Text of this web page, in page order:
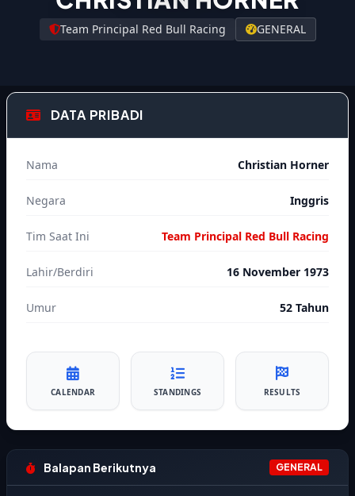
Team Principal Red Bull Racing GENERAL
DATA PRIBADI
Nama Christian Horner
Negara Inggris
Tim Saat Ini Team Principal Red Bull Racing
Lahir/Berdiri 16 November 1973
Umur 52 Tahun
CALENDAR STANDINGS RESULTS
Balapan Berikutnya GENERAL